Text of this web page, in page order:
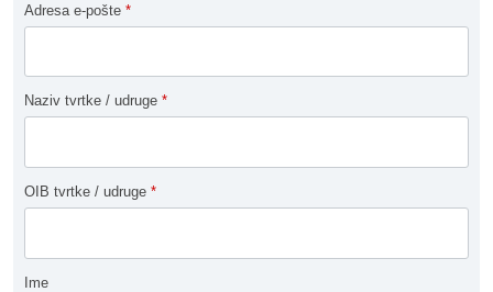
Adresa e-pošte *
Naziv tvrtke / udruge *
OIB tvrtke / udruge *
Ime